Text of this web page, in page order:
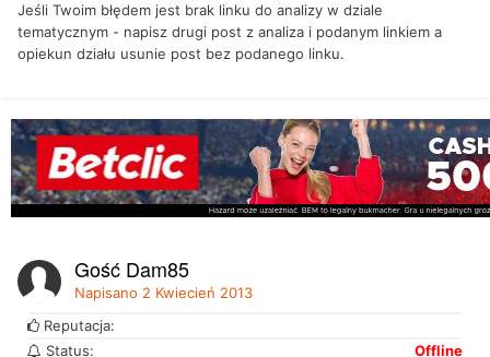
Jeśli Twoim błędem jest brak linku do analizy w dziale
tematycznym - napisz drugi post z analiza i podanym linkiem a
opiekun działu usunie post bez podanego linku.
Gość Dam85
Napisano 2 Kwiecień 2013
Reputacja:
Status:
Offline